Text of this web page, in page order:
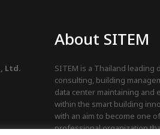
Ltd.
About SITEM
SITEM is a Thailand leading
consulting, building
data center maintaining and
within the smart building
with an aim to become one
professional organization